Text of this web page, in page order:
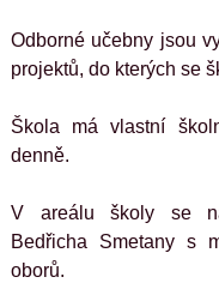
Odborné učebny jsou
projektů, do kterých se
Škola má vlastní
denně.
V areálu školy se
Bedřicha Smetany s
oborů.